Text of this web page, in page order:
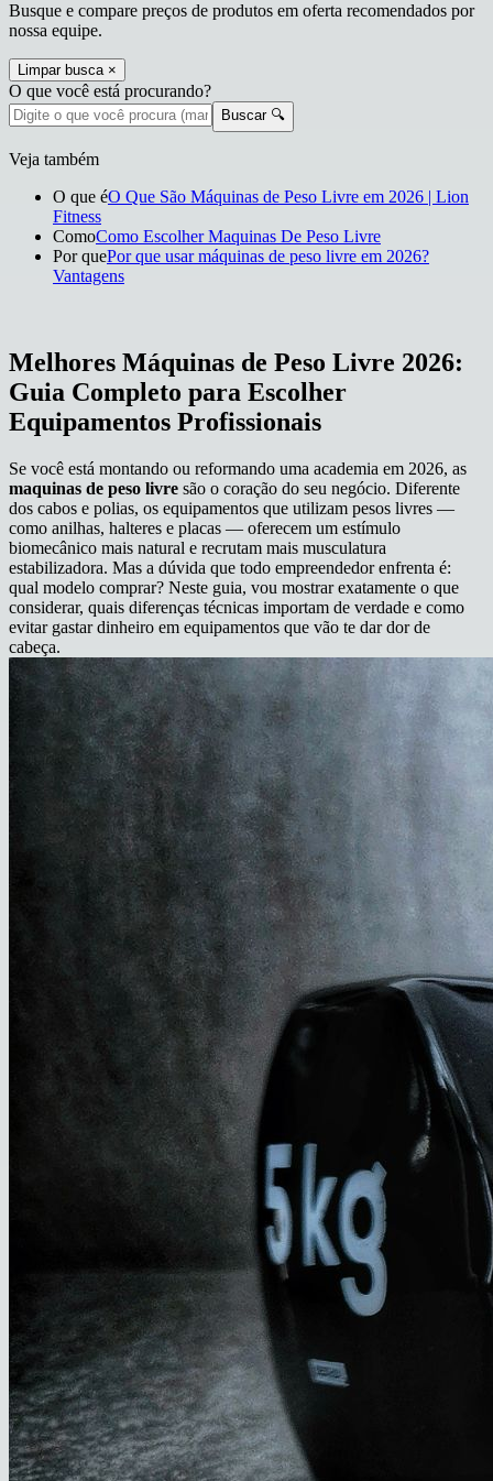
Busque e compare preços de produtos em oferta recomendados por
nossa equipe.
Limpar busca ×
O que você está procurando?
Buscar🔍
Veja também
O que éO Que São Máquinas de Peso Livre em 2026 | Lion
Fitness
ComoComo Escolher Maquinas De Peso Livre
Por quePor que usar máquinas de peso livre em 2026?
Vantagens
Melhores Máquinas de Peso Livre 2026:
Guia Completo para Escolher
Equipamentos Profissionais
Se você está montando ou reformando uma academia em 2026, as
maquinas de peso livre são o coração do seu negócio. Diferente
dos cabos e polias, os equipamentos que utilizam pesos livres —
como anilhas, halteres e placas — oferecem um estímulo
biomecânico mais natural e recrutam mais musculatura
estabilizadora. Mas a dúvida que todo empreendedor enfrenta é:
qual modelo comprar? Neste guia, vou mostrar exatamente o que
considerar, quais diferenças técnicas importam de verdade e como
evitar gastar dinheiro em equipamentos que vão te dar dor de
cabeça.